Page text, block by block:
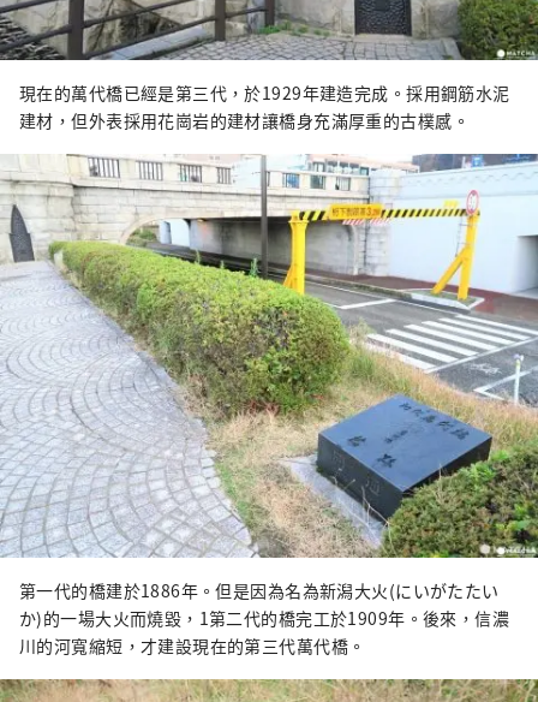
現在的萬代橋已經是第三代，於1929年建造完成。採用鋼筋水泥
建材，但外表採用花崗岩的建材讓橋身充滿厚重的古樸感。
第一代的橋建於1886年。但是因為名為新潟大火(にいがたたい
か)的一場大火而燒毀，1第二代的橋完工於1909年。後來，信濃
川的河寬縮短，才建設現在的第三代萬代橋。